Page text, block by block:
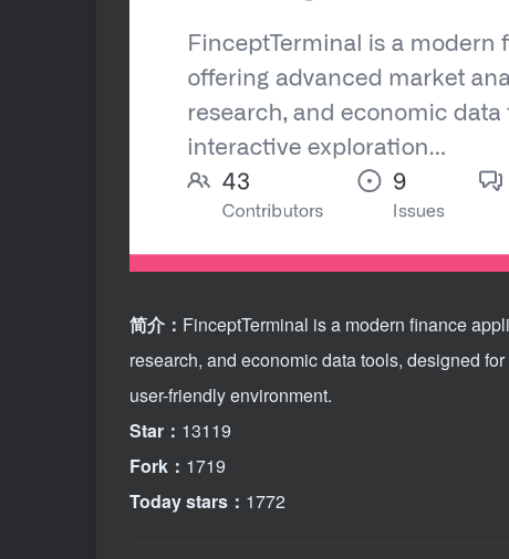
简介： FinceptTerminal is a modern finance
research, and economic data tools, designed
user-friendly environment.
Star： 13119
Fork： 1719
Today stars： 1772